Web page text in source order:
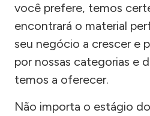
você prefere, temos
encontrará o material
seu negócio a crescer e
por nossas categorias e
temos a oferecer.
Não importa o estágio